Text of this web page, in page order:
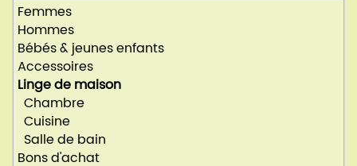
Femmes
Hommes
Bébés & jeunes enfants
Accessoires
Linge de maison
Chambre
Cuisine
Salle de bain
Bons d'achat